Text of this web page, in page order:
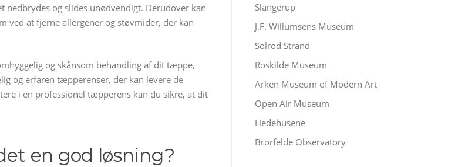
og slides unødvendigt. Derudover kan
ved at fjerne allergener og støvmider, der kan
og skånsom behandling af dit tæppe,
og erfaren tæpperenser, der kan levere de
i en professionel tæpperens kan du sikre, at dit
en god løsning?
Slangerup
J.F. Willumsens Museum
Solrod Strand
Roskilde Museum
Arken Museum of Modern Art
Open Air Museum
Hedehusene
Brorfelde Observatory